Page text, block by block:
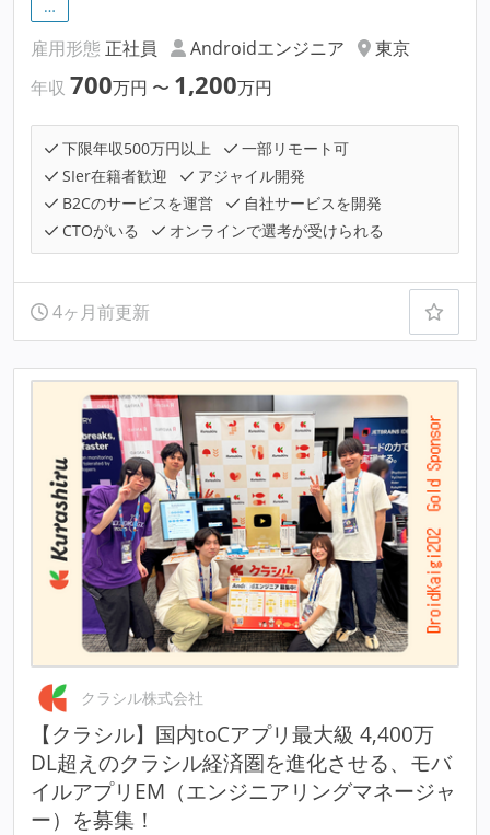
…
雇用形態 正社員 Androidエンジニア
東京
年収 700万円 〜 1,200万円
下限年収500万円以上
一部リモート可
SIer在籍者歓迎
アジャイル開発
B2Cのサービスを運営
自社サービスを開発
CTOがいる
オンラインで選考が受けられる
4ヶ月前更新
クラシル株式会社
【クラシル】国内toCアプリ最大級 4,400万
DL超えのクラシル経済圏を進化させる、モバ
イルアプリEM（エンジニアリングマネージャ
ー）を募集！